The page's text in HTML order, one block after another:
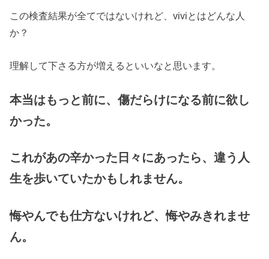
この検査結果が全てではないけれど、viviとはどんな人
か？
理解して下さる方が増えるといいなと思います。
本当はもっと前に、傷だらけになる前に欲し
かった。
これがあの辛かった日々にあったら、違う人
生を歩いていたかもしれません。
悔やんでも仕方ないけれど、悔やみきれませ
ん。